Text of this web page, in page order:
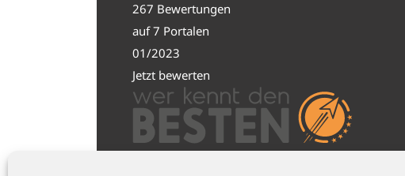
267 Bewertungen
auf 7 Portalen
01/2023
Jetzt bewerten